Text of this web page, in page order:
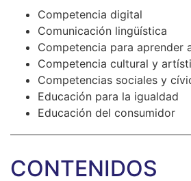
Competencia digital
Comunicación lingüística
Competencia para aprender
Competencia cultural y
Competencias sociales y
Educación para la igualdad
Educación del consumidor
CONTENIDOS